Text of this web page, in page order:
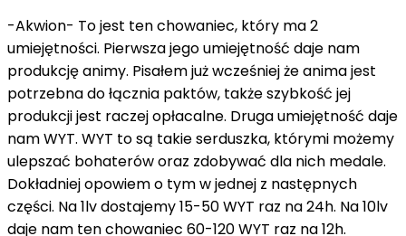
-Akwion- To jest ten chowaniec, który ma 2
umiejętności. Pierwsza jego umiejętność daje nam
produkcję animy. Pisałem już wcześniej że anima jest
potrzebna do łącznia paktów, także szybkość jej
produkcji jest raczej opłacalne. Druga umiejętność daje
nam WYT. WYT to są takie serduszka, którymi możemy
ulepszać bohaterów oraz zdobywać dla nich medale.
Dokładniej opowiem o tym w jednej z następnych
części. Na 1lv dostajemy 15-50 WYT raz na 24h. Na 10lv
daje nam ten chowaniec 60-120 WYT raz na 12h.